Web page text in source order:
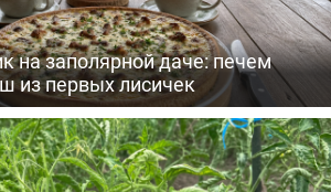
на заполярной даче: печем
из первых лисичек